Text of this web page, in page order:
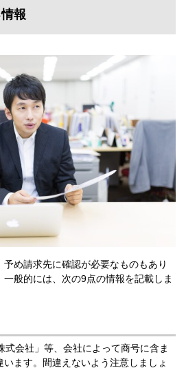
報
め請求先に確認が必要なものもあり
一般的には、次の9点の情報を記載しま
式会社」等、会社によって商号に含ま
ます。間違えないよう注意しましょ